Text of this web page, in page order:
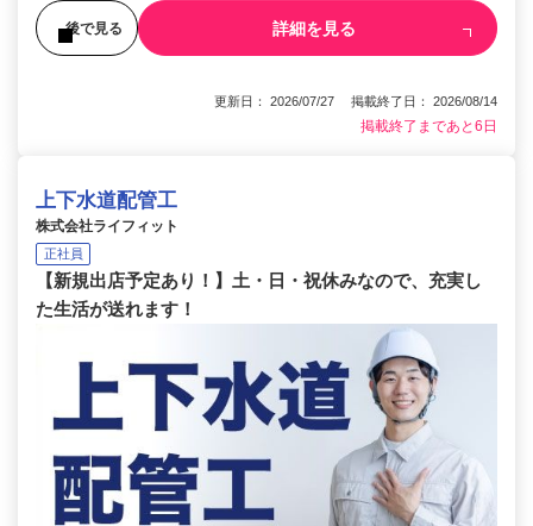
後で見る 詳細を見る
更新日： 2026/07/27 掲載終了日： 2026/08/14
掲載終了まであと6日
上下水道配管工
株式会社ライフィット
正社員
【新規出店予定あり！】土・日・祝休みなので、充実し
た生活が送れます！